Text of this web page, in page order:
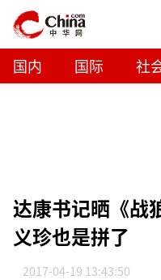
国内 国际 社
达康书记晒《战
义珍也是拼了
2017-04-19 13:43:50